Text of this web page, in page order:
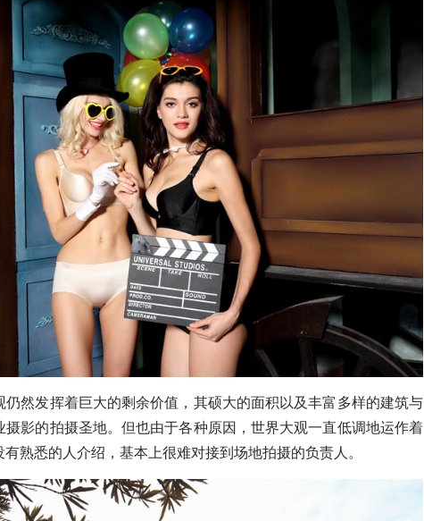
发挥着巨大的剩余价值，其硕大的面积以及丰富多样的建筑与
摄影的拍摄圣地。但也由于各种原因，世界大观一直低调地运作着
熟悉的人介绍，基本上很难对接到场地拍摄的负责人。